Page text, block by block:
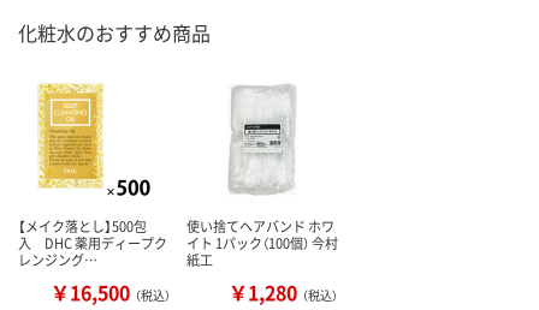
化粧水のおすすめ商品
【メイク落とし】500包
入 DHC 薬用ディープク
レンジング…
￥16,500 （税込）
使い捨てヘアバンド ホワ
イト 1パック（100個） 今村
紙工
￥1,280 （税込）